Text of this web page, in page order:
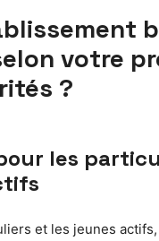
votre
?
les
et les jeunes